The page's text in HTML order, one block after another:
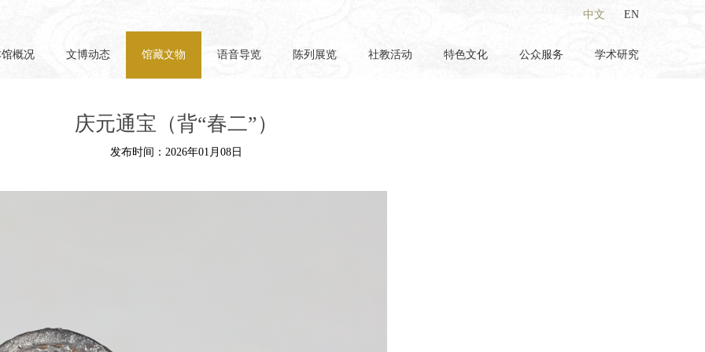
中文 EN
概况 文博动态 馆藏文物 语音导览 陈列展览 社教活动 特色文化 公众服务 学术研究
庆元通宝（背“春二”）
发布时间：2026年01月08日